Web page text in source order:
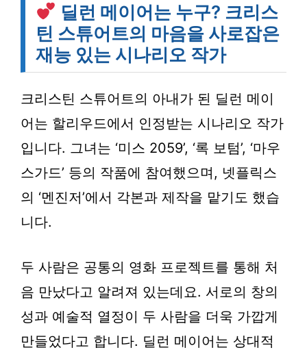
딜런 메이어는 누구? 크리스
틴 스튜어트의 마음을 사로잡은
재능 있는 시나리오 작가
크리스틴 스튜어트의 아내가 된 딜런 메이
어는 할리우드에서 인정받는 시나리오 작가
입니다. 그녀는 ‘미스 2059’, ‘록 보텀’, ‘마우
스가드’ 등의 작품에 참여했으며, 넷플릭스
의 ‘멘진저’에서 각본과 제작을 맡기도 했습
니다.
두 사람은 공통의 영화 프로젝트를 통해 처
음 만났다고 알려져 있는데요. 서로의 창의
성과 예술적 열정이 두 사람을 더욱 가깝게
만들었다고 합니다. 딜런 메이어는 상대적